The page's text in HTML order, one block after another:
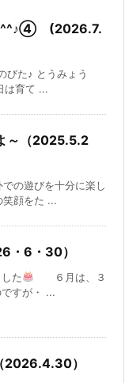
(^^♪④ (2026.7.
びた♪ とうみょう
は育て ...
～（2025.5.2
の遊びを十分に楽し
笑顔をた ...
・6・30）
た
６月は、３
すが・ ...
（2026.4.30）